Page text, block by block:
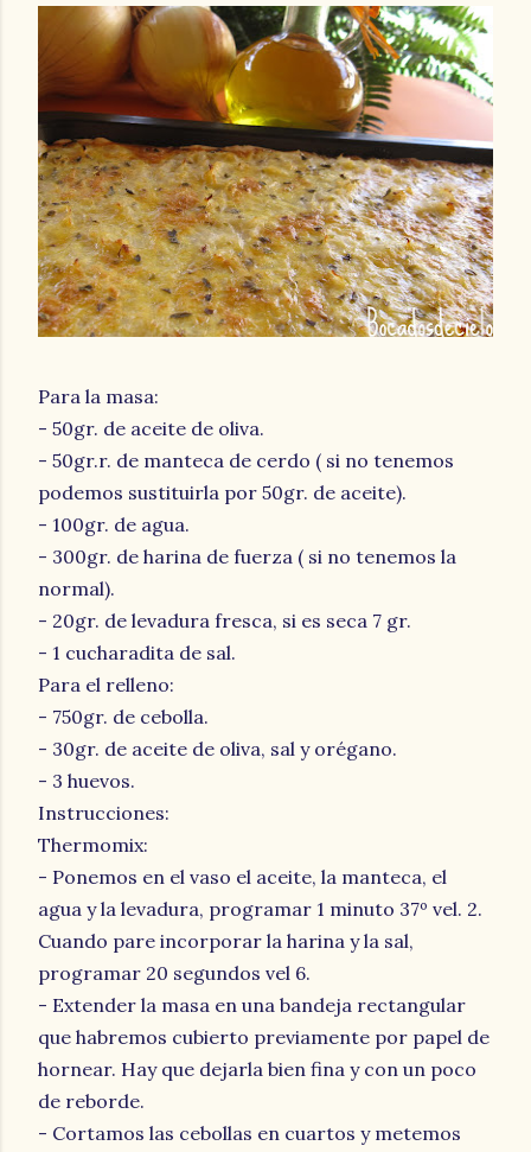
Para la masa:
- 50gr. de aceite de oliva.
- 50gr.r. de manteca de cerdo ( si no tenemos
podemos sustituirla por 50gr. de aceite).
- 100gr. de agua.
- 300gr. de harina de fuerza ( si no tenemos la
normal).
- 20gr. de levadura fresca, si es seca 7 gr.
- 1 cucharadita de sal.
Para el relleno:
- 750gr. de cebolla.
- 30gr. de aceite de oliva, sal y orégano.
- 3 huevos.
Instrucciones:
Thermomix:
- Ponemos en el vaso el aceite, la manteca, el
agua y la levadura, programar 1 minuto 37º vel. 2.
Cuando pare incorporar la harina y la sal,
programar 20 segundos vel 6.
- Extender la masa en una bandeja rectangular
que habremos cubierto previamente por papel de
hornear. Hay que dejarla bien fina y con un poco
de reborde.
- Cortamos las cebollas en cuartos y metemos